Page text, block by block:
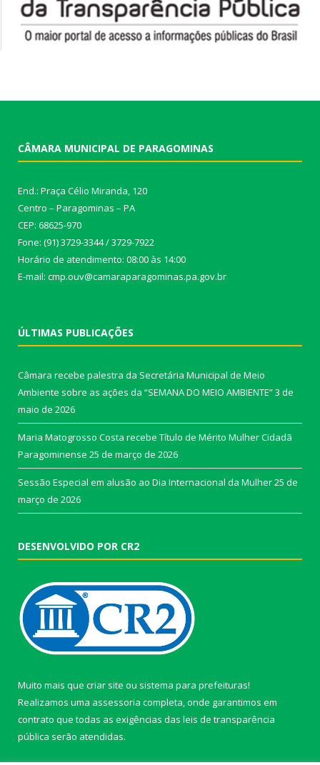
CÂMARA MUNICIPAL DE PARAGOMINAS
End.: Praça Célio Miranda, 120
Centro – Paragominas – PA
CEP: 68625-970
Fone: (91) 3729-3344 / 3729-7922
Horário de atendimento: 08:00 às 14:00
E-mail: cmp.ouv@camaraparagominas.pa.gov.br
ÚLTIMAS PUBLICAÇÕES
Câmara recebe palestra da Secretária Municipal de Meio
Ambiente sobre as ações da “SEMANA DO MEIO AMBIENTE”3 de
maio de 2026
Maria Matogrosso Costa recebe Título de Mérito Mulher Cidadã
Paragominense 25 de março de 2026
Sessão Especial em alusão ao Dia Internacional da Mulher25 de
março de 2026
DESENVOLVIDO POR CR2
Muito mais que criar site ou sistema para prefeituras!
Realizamos uma assessoria completa, onde garantimos em
contrato que todas as exigências das leis de transparência
pública serão atendidas.